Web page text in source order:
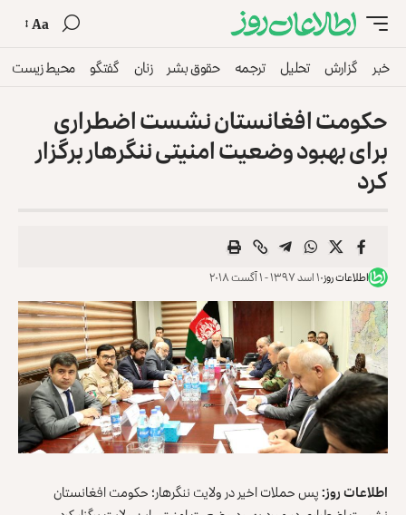
Aa
خبر گزارش تحلیل ترجمه حقوق بشر زنان گفتگو محیط زیست
حکومت افغانستان نشست اضطراری
برای بهبود وضعیت امنیتی ننگرهار برگزار
کرد
اطلاعات روز۱۰ اسد ۱۳۹۷ - ۱ آگست ۲۰۱۸
اطلاعات روز:پس حملات اخیر در ولایت ننگرهار؛ حکومت افغانستان